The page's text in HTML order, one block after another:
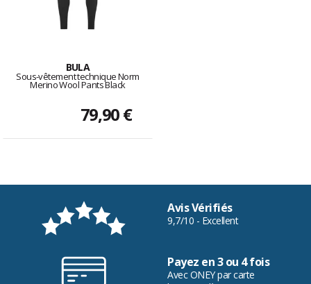
BULA
Sous-vêtement technique Norm
Merino Wool Pants Black
79,90 €
Avis Vérifiés
9,7/10 - Excellent
Payez en 3 ou 4 fois
Avec ONEY par carte